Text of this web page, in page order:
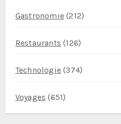
Gastronomie(212)
Restaurants (126)
Technologie(374)
Voyages (651)